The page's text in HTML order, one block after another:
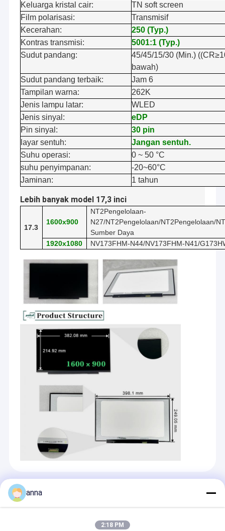
Keluarga kristal cair:
TN soft screen
Film polarisasi:
Transmisif
Kecerahan:
250 (Typ.)
Kontras transmisi:
5001:1 (Typ.)
Sudut pandang:
45/45/15/30 (Min.)
bawah)
Sudut pandang terbaik:
Jam 6
Tampilan warna:
262K
Jenis lampu latar:
WLED
Jenis sinyal:
eDP
Pin sinyal:
30 pin
layar sentuh:
Jangan sentuh.
Suhu operasi:
0 ~ 50 °C
suhu penyimpanan:
-20~60°C
Jaminan:
1 tahun
Lebih banyak model 17,3 inci
17.3
1600x900
NT2Pengelolaan-
N27/NT2Pengelolaan/NT2Pengelolaan/
Sumber Daya
1920x1080
NV173FHM-N44/NV173FHM-N41/
Recommended Products
anna
2:18 PM